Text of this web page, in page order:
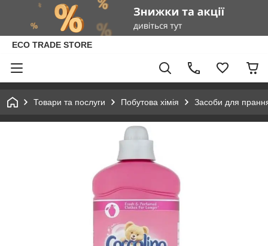
ECO TRADE STORE
Товари та послуги Побутова хімія Засоби для